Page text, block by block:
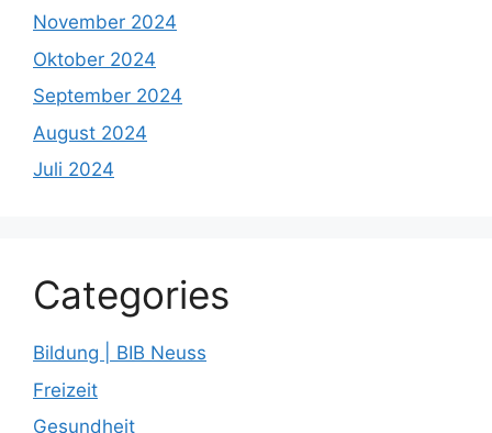
November 2024
Oktober 2024
September 2024
August 2024
Juli 2024
Categories
Bildung | BIB Neuss
Freizeit
Gesundheit